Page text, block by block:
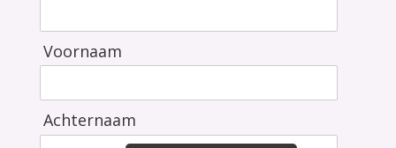
Voornaam
Achternaam